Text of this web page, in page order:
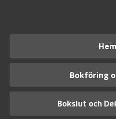
Hem
Bokföring
Bokslut och